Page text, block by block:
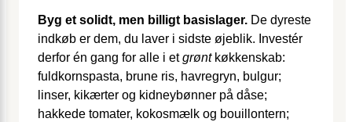
Byg et solidt, men billigt basislager. De dyreste
indkøb er dem, du laver i sidste øjeblik. Investér
derfor én gang for alle i etgrøntkøkkenskab:
fuldkorns­pasta, brune ris, havregryn, bulgur;
linser, kikærter og kidneybønner på dåse;
hakkede tomater, kokosmælk og bouillontern;